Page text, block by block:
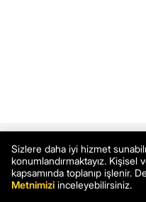
Sizlere daha iyi hizmet
konumlandırmaktayız. Kişisel
kapsamında toplanıp işlenir.
Metnimizi inceleyebilirsiniz.